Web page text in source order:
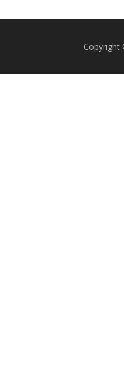
Copyright